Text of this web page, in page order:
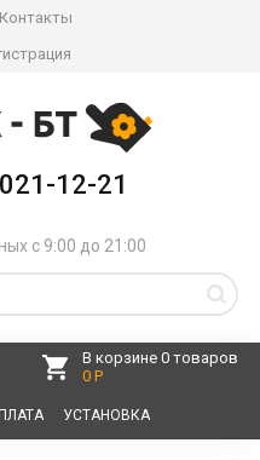
Контакты
12-21
с 9:00 до 21:00
В корзине 0 товаров
0 Р
УСТАНОВКА